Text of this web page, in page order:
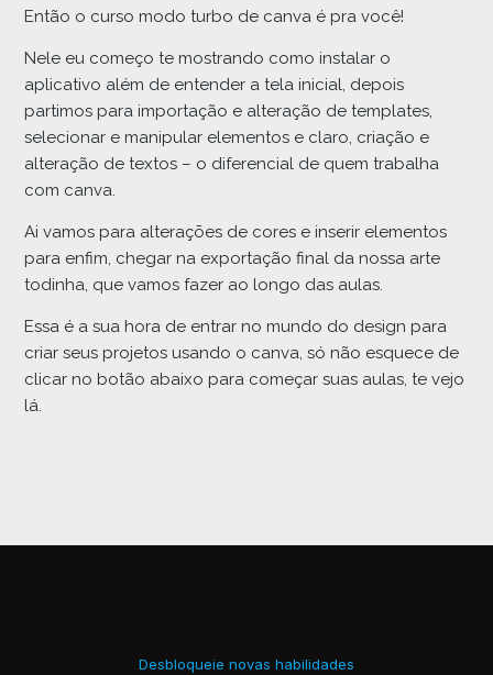
Então o curso modo turbo de canva é pra você!
Nele eu começo te mostrando como instalar o
aplicativo além de entender a tela inicial, depois
partimos para importação e alteração de templates,
selecionar e manipular elementos e claro, criação e
alteração de textos – o diferencial de quem trabalha
com canva.
Ai vamos para alterações de cores e inserir elementos
para enfim, chegar na exportação final da nossa arte
todinha, que vamos fazer ao longo das aulas.
Essa é a sua hora de entrar no mundo do design para
criar seus projetos usando o canva, só não esquece de
clicar no botão abaixo para começar suas aulas, te vejo
lá.
Desbloqueie novas habilidades